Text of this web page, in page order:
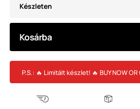
Készleten
Kosárba
P.S.: 🔥 Limitált készlet! 🔥 BUY NOW OR